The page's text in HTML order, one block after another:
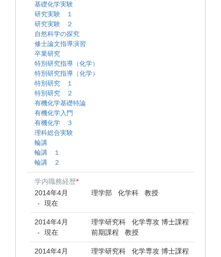
基礎化学実験
研究実験 １
研究実験 ２
自然科学の探究
修士論文指導演習
卒業研究
特別研究指導（化学）
特別研究指導（化学）
特別研究 １
特別研究 ２
有機化学基礎特論
有機化学入門
有機化学 ３
理科総合実験
輪講
輪講 １
輪講 ２
学内職務経歴*
2014年4月
- 現在
理学部 化学科 教授
2014年4月
- 現在
理学研究科 化学専攻 博士課程
前期課程 教授
2014年4月
理学研究科 化学専攻 博士課程